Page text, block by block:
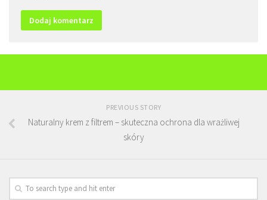
PREVIOUS STORY
Naturalny krem z filtrem – skuteczna ochrona dla wrażliwej
skóry